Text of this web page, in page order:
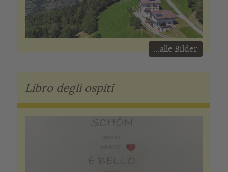
...alle Bilder
Libro degli ospiti